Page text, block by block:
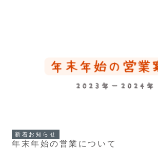
新着お知らせ
年末年始の営業について